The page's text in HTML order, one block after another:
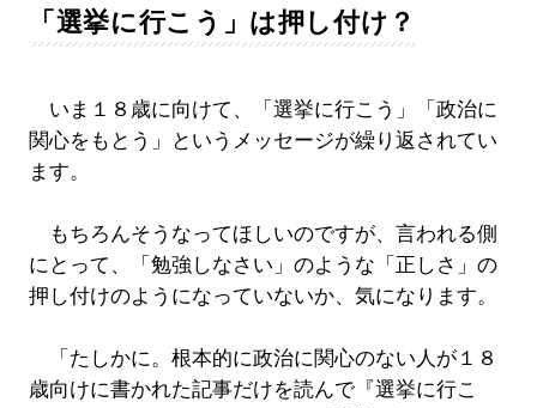
「選挙に行こう」は押し付け？
いま１８歳に向けて、「選挙に行こう」「政治に
関心をもとう」というメッセージが繰り返されてい
ます。
もちろんそうなってほしいのですが、言われる側
にとって、「勉強しなさい」のような「正しさ」の
押し付けのようになっていないか、気になります。
「たしかに。根本的に政治に関心のない人が１８
歳向けに書かれた記事だけを読んで『選挙に行こ